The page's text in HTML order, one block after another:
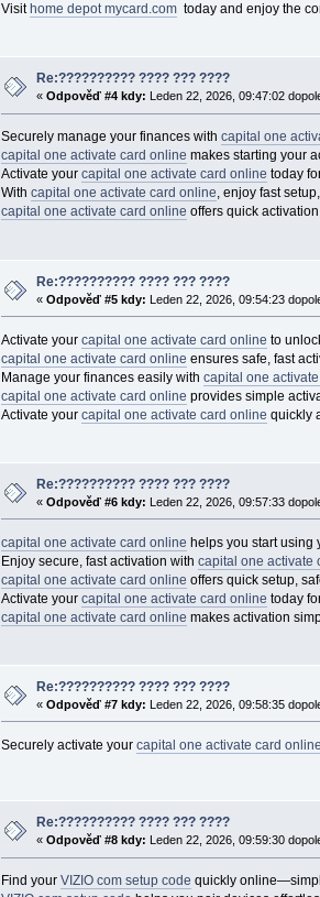
Visit home depot mycard.comtoday and enjoy the
Re:?????????? ???? ??? ????
«Odpověď #4 kdy: Leden 22, 2026, 09:47:02
Securely manage your finances with capital one
capital one activate card online makes starting your
Activate your capital one activate card online today
With capital one activate card online, enjoy fast
capital one activate card online offers quick
Re:?????????? ???? ??? ????
«Odpověď #5 kdy: Leden 22, 2026, 09:54:23
Activate your capital one activate card online to
capital one activate card online ensures safe, fast
Manage your finances easily with capital one
capital one activate card online provides simple
Activate your capital one activate card online quickly
Re:?????????? ???? ??? ????
«Odpověď #6 kdy: Leden 22, 2026, 09:57:33
capital one activate card online helps you start using
Enjoy secure, fast activation with capital one activate
capital one activate card online offers quick setup,
Activate your capital one activate card online today
capital one activate card online makes activation
Re:?????????? ???? ??? ????
«Odpověď #7 kdy: Leden 22, 2026, 09:58:35
Securely activate your capital one activate card online
Re:?????????? ???? ??? ????
«Odpověď #8 kdy: Leden 22, 2026, 09:59:30
Find your VIZIO com setup code quickly